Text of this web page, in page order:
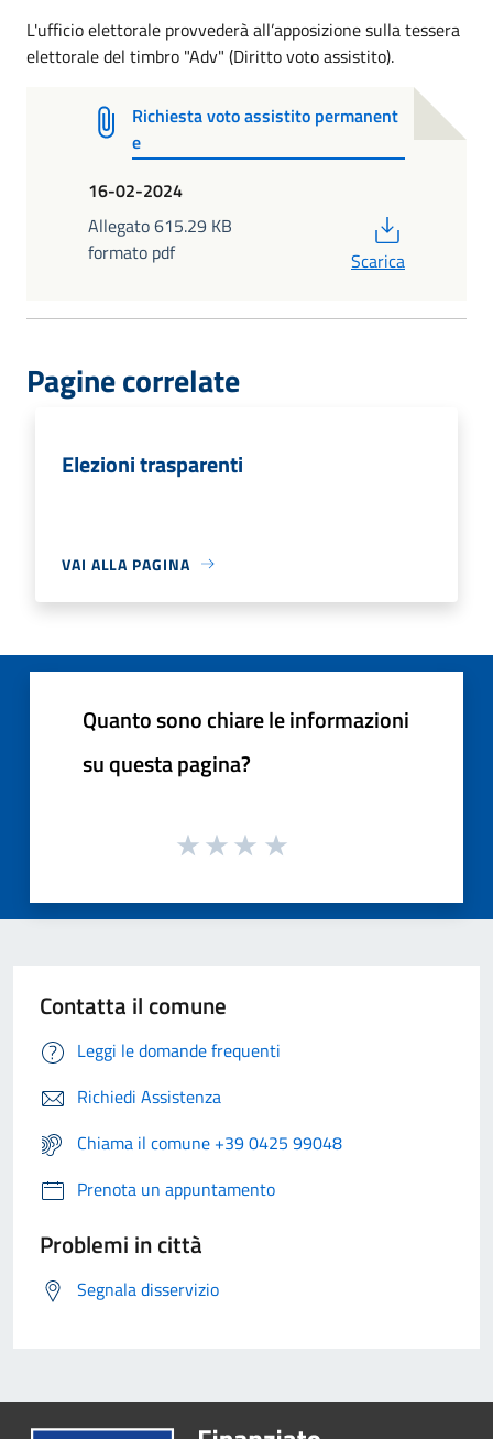
L'ufficio elettorale provvederà all’apposizione sulla tessera
elettorale del timbro "Adv" (Diritto voto assistito).
Richiesta voto assistito permanent
e
16-02-2024
Allegato 615.29 KB
formato pdf
Scarica
Pagine correlate
Elezioni trasparenti
VAI ALLA PAGINA
Quanto sono chiare le informazioni
su questa pagina?
Contatta il comune
Leggi le domande frequenti
Richiedi Assistenza
Chiama il comune +39 0425 99048
Prenota un appuntamento
Problemi in città
Segnala disservizio